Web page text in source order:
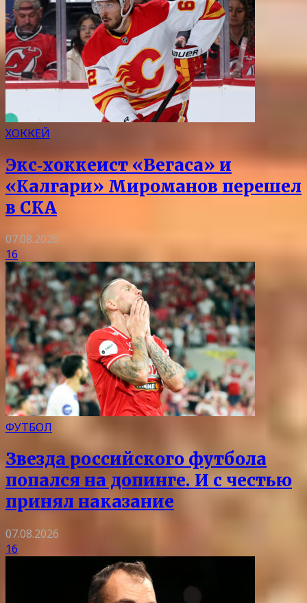
ХОККЕЙ
Экс‑хоккеист «Вегаса» и
«Калгари» Мироманов перешел
в СКА
07.08.2026
16
ФУТБОЛ
Звезда российского футбола
попался на допинге. И с честью
принял наказание
07.08.2026
16